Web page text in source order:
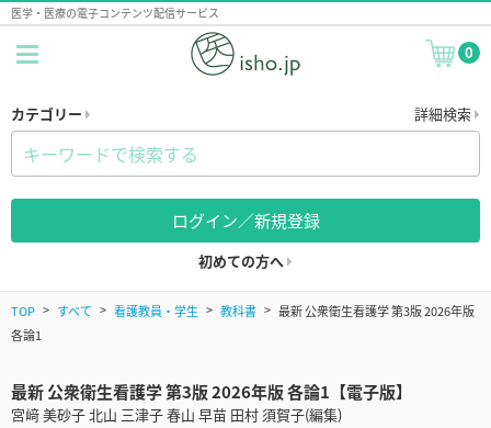
医学・医療の電子コンテンツ配信サービス
0
カテゴリー 詳細検索
ログイン／新規登録
初めての方へ
TOP すべて 看護教員・学生 教科書
最新 公衆衛生看護学 第3版 2026年版
各論1
最新 公衆衛生看護学 第3版 2026年版 各論1【電子版】
宮﨑 美砂子 北山 三津子 春山 早苗 田村 須賀子(編集)